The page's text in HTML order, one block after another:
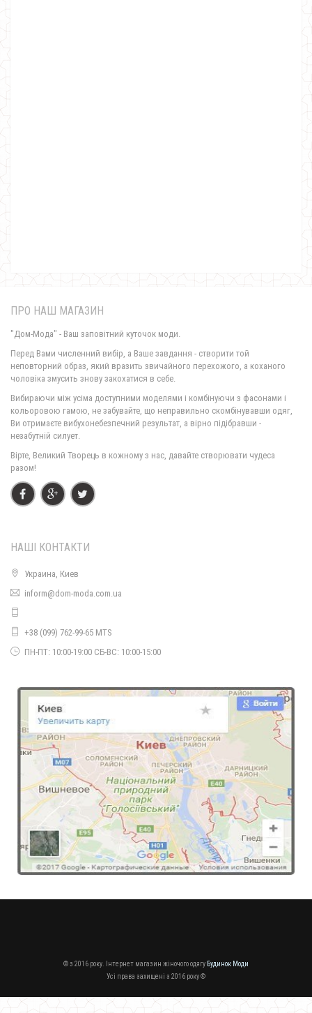
Жіночий модний костюм зі спідницею і кофтою баска
930.00грн.
Модний шкіряний костюм з брюками
Модний брючний костюм з двобортним піджаком
1050.00грн.
Модний костюм брючний у діловому стилі
760.00грн.
ПРО НАШ МАГАЗИН
"Дом-Мода" - Ваш заповітний куточок моди.
Перед Вами численний вибір, а Ваше завдання - створити той
неповторний образ, який вразить звичайного перехожого, а коханого
чоловіка змусить знову закохатися в себе.
Вибираючи між усіма доступними моделями і комбінуючи з фасонами і
кольоровою гамою, не забувайте, що неправильно скомбінувавши одяг,
Ви отримаєте вибухонебезпечний результат, а вірно підібравши -
незабутній силует.
Вірте, Великий Творець в кожному з нас, давайте створювати чудеса
разом!
НАШІ КОНТАКТИ
Украина, Киев
inform@dom-moda.com.ua
+38 (099) 762-99-65 MTS
ПН-ПТ: 10:00-19:00 СБ-ВС: 10:00-15:00
© з 2016 року. Інтернет магазин жіночого одягу Будинок Моди
Усі права захищені з 2016 року ©